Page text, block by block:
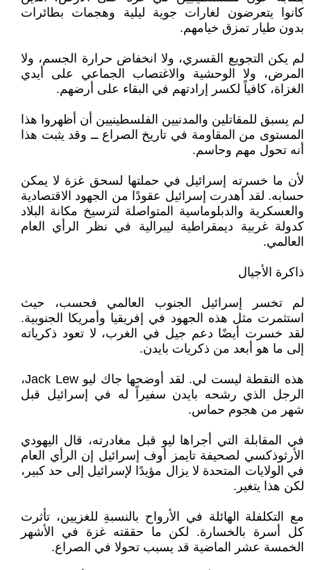
كانوا يتعرضون لغارات جوية ليلية وهجمات بطائرات
بدون طيار تمزق خيامهم.
لم يكن التجويع القسري، ولا انخفاض حرارة الجسم، ولا
المرض، ولا الوحشية والاغتصاب الجماعي على أيدي
الغزاة، كافياً لكسر إرادتهم في البقاء على أرضهم.
لم يسبق للمقاتلين والمدنيين الفلسطينيين أن أظهروا هذا
المستوى من المقاومة في تاريخ الصراع ــ وقد يثبت هذا
أنه تحول مهم وحاسم.
لأن ما خسرته إسرائيل في حملتها لسحق غزة لا يمكن
حسابه. لقد أهدرت إسرائيل عقودًا من الجهود الاقتصادية
والعسكرية والدبلوماسية المتواصلة لترسيخ مكانة البلاد
كدولة غربية ديمقراطية ليبرالية في نظر الرأي العام
العالمي.
ذاكرة الأجيال
لم تخسر إسرائيل الجنوب العالمي فحسب، حيث
استثمرت مثل هذه الجهود في إفريقيا وأمريكا الجنوبية.
لقد خسرت أيضًا دعم جيل في الغرب، لا تعود ذكرياته
إلى ما هو أبعد من ذكريات بايدن.
هذه النقطة ليست لي. لقد أوضحها جاك ليو Jack Lew،
الرجل الذي رشحه بايدن سفيراً له في إسرائيل قبل
شهر من هجوم حماس.
في المقابلة التي أجراها ليو قبل مغادرته، قال اليهودي
الأرثوذكسي لصحيفة تايمز أوف إسرائيل إن الرأي العام
في الولايات المتحدة لا يزال مؤيدًا لإسرائيل إلى حد كبير،
لكن هذا يتغير.
مع التكلفلة الهائلة في الأرواح بالنسبةِ للغزيين، تأثرت
كل أسرة بالخسارة. لكن ما حققته غزة في الأشهر
الخمسة عشر الماضية قد يسبب تحولا في الصراع.